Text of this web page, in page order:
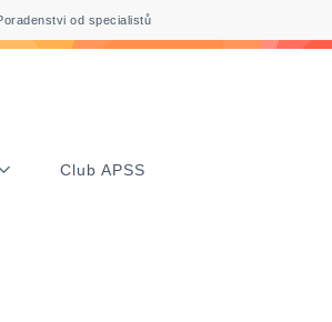
od specialistů
Club APSS